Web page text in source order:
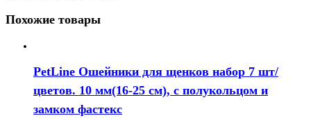
Похожие товары
PetLine Ошейники для щенков набор 7 шт/
цветов. 10 мм(16-25 см), с полукольцом и
замком фастекс